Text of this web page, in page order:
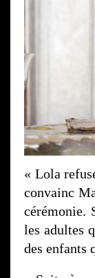
« Lola
convainc
cérémonie.
les adultes
des enfants